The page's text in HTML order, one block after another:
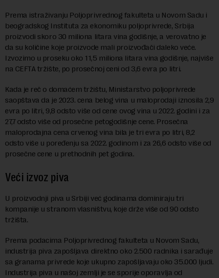
Prema istraživanju Poljoprivrednog fakulteta u Novom Sadu i
beogradskog Instituta za ekonomiku poljoprivrede, Srbija
proizvodi skoro 30 miliona litara vina godišnje, a verovatno je
da su količine koje proizvode mali proizvođači daleko veće.
Izvozimo u proseku oko 11,5 miliona litara vina godišnje, najviše
na CEFTA tržište, po prosečnoj ceni od 3,6 evra po litri.
Kada je reč o domaćem tržištu, Ministarstvo poljoprivrede
saopštava da je 2023. cena belog vina u maloprodaji iznosila 2,9
evra po litri, 9,8 odsto više od cene ovog vina u 2022. godini i za
27,7 odsto više od prosečne petogodišnje cene. Prosečna
maloprodajna cena crvenog vina bila je tri evra po litri, 8,2
odsto više u poređenju sa 2022. godinom i za 26,6 odsto više od
prosečne cene u prethodnih pet godina.
Veći izvoz piva
U proizvodnji piva u Srbiji već godinama dominiraju tri
kompanije u stranom vlasništvu, koje drže više od 90 odsto
tržišta.
Prema podacima Poljoprivrednog fakulteta u Novom Sadu,
industrija piva zapošljava direktno oko 2.500 radnika i sarađuje
sa granama privrede koje ukupno zapošljavaju oko 35.000 ljudi.
Industrija piva u našoj zemlji je se sporije oporavlja od